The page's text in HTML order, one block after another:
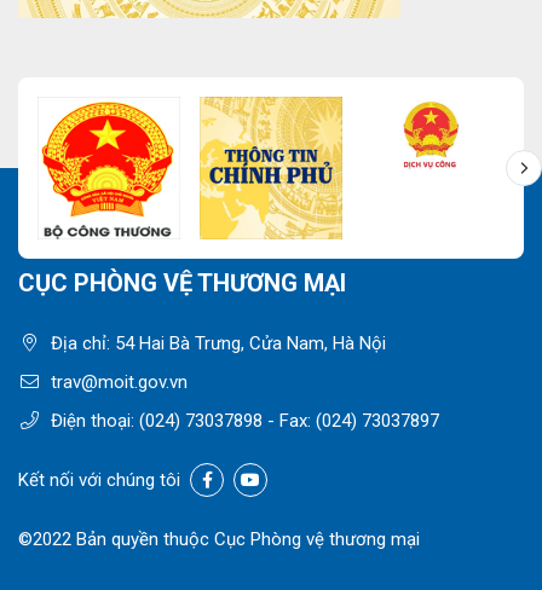
CỤC PHÒNG VỆ THƯƠNG MẠI
Địa chỉ: 54 Hai Bà Trưng, Cửa Nam, Hà Nội
trav@moit.gov.vn
Điện thoại: (024) 73037898 - Fax: (024) 73037897
Kết nối với chúng tôi
©2022 Bản quyền thuộc Cục Phòng vệ thương mại